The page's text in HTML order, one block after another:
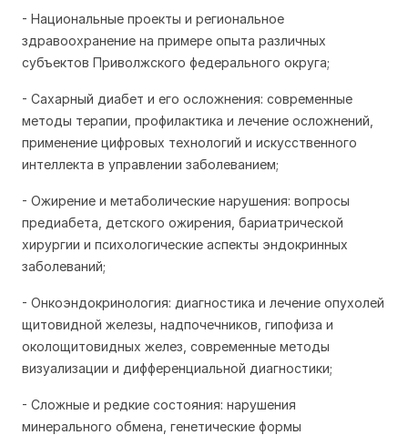
- Национальные проекты и региональное
здравоохранение на примере опыта различных
субъектов Приволжского федерального округа;
- Сахарный диабет и его осложнения: современные
методы терапии, профилактика и лечение осложнений,
применение цифровых технологий и искусственного
интеллекта в управлении заболеванием;
- Ожирение и метаболические нарушения: вопросы
предиабета, детского ожирения, бариатрической
хирургии и психологические аспекты эндокринных
заболеваний;
- Онкоэндокринология: диагностика и лечение опухолей
щитовидной железы, надпочечников, гипофиза и
околощитовидных желез, современные методы
визуализации и дифференциальной диагностики;
- Сложные и редкие состояния: нарушения
минерального обмена, генетические формы